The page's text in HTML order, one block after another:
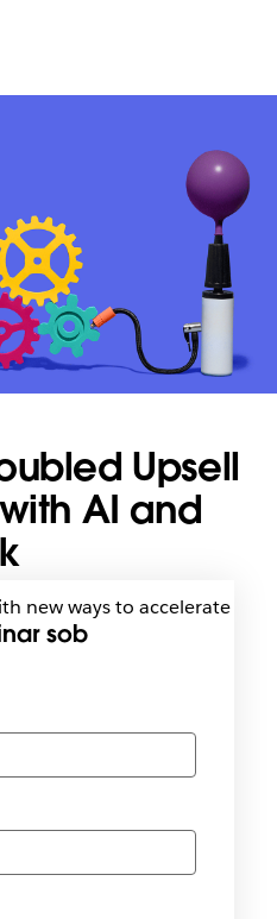
Upsell
AI and
new ways to accelerate
sob